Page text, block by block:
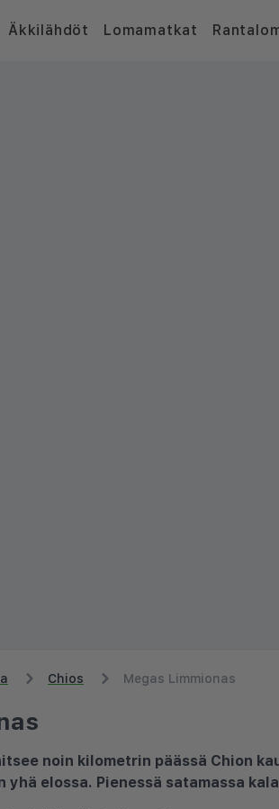
Äkkilähdöt Lomamatkat
Chios Megas Limmionas
noin kilometrin päässä Chion
yhä elossa. Pienessä satamassa